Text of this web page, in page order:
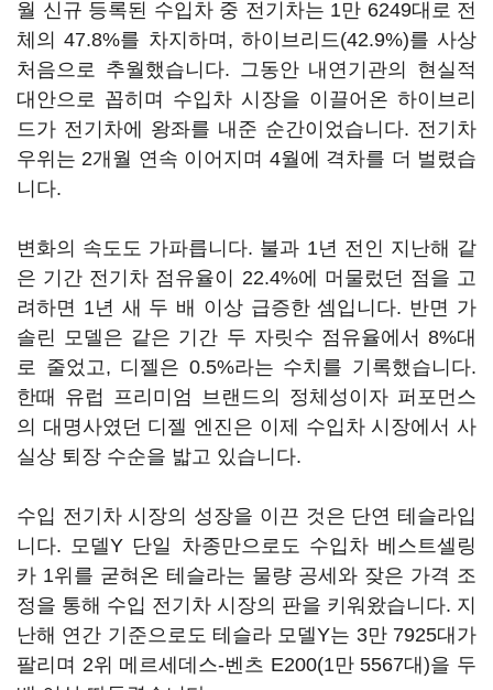
월 신규 등록된 수입차 중 전기차는 1만 6249대로 전
체의 47.8%를 차지하며, 하이브리드(42.9%)를 사상
처음으로 추월했습니다. 그동안 내연기관의 현실적
대안으로 꼽히며 수입차 시장을 이끌어온 하이브리
드가 전기차에 왕좌를 내준 순간이었습니다. 전기차
우위는 2개월 연속 이어지며 4월에 격차를 더 벌렸습
니다.
변화의 속도도 가파릅니다. 불과 1년 전인 지난해 같
은 기간 전기차 점유율이 22.4%에 머물렀던 점을 고
려하면 1년 새 두 배 이상 급증한 셈입니다. 반면 가
솔린 모델은 같은 기간 두 자릿수 점유율에서 8%대
로 줄었고, 디젤은 0.5%라는 수치를 기록했습니다.
한때 유럽 프리미엄 브랜드의 정체성이자 퍼포먼스
의 대명사였던 디젤 엔진은 이제 수입차 시장에서 사
실상 퇴장 수순을 밟고 있습니다.
수입 전기차 시장의 성장을 이끈 것은 단연 테슬라입
니다. 모델Y 단일 차종만으로도 수입차 베스트셀링
카 1위를 굳혀온 테슬라는 물량 공세와 잦은 가격 조
정을 통해 수입 전기차 시장의 판을 키워왔습니다. 지
난해 연간 기준으로도 테슬라 모델Y는 3만 7925대가
팔리며 2위 메르세데스-벤츠 E200(1만 5567대)을 두